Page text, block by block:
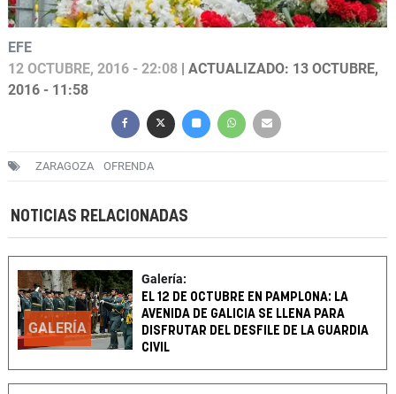
EFE
12 OCTUBRE, 2016 - 22:08 | ACTUALIZADO: 13 OCTUBRE,
2016 - 11:58
ZARAGOZA OFRENDA
NOTICIAS RELACIONADAS
GALERÍA
Galería:
EL 12 DE OCTUBRE EN PAMPLONA: LA
AVENIDA DE GALICIA SE LLENA PARA
DISFRUTAR DEL DESFILE DE LA GUARDIA
CIVIL